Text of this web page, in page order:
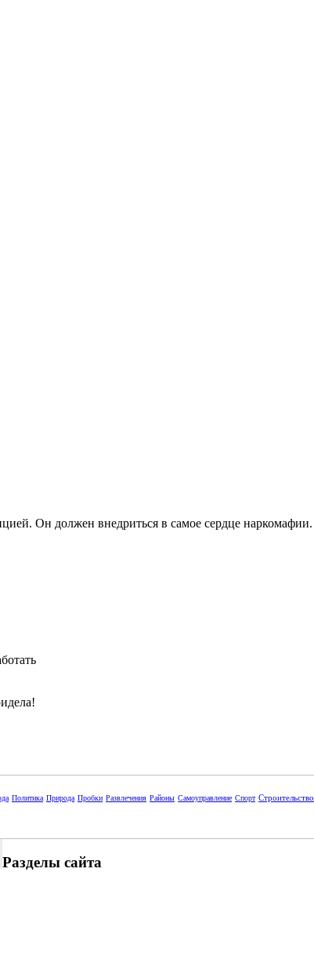
Он должен внедриться в самое сердце наркомафии.
Политика Природа Пробки Развлечения Районы Самоуправление Спорт Строительство
Разделы сайта